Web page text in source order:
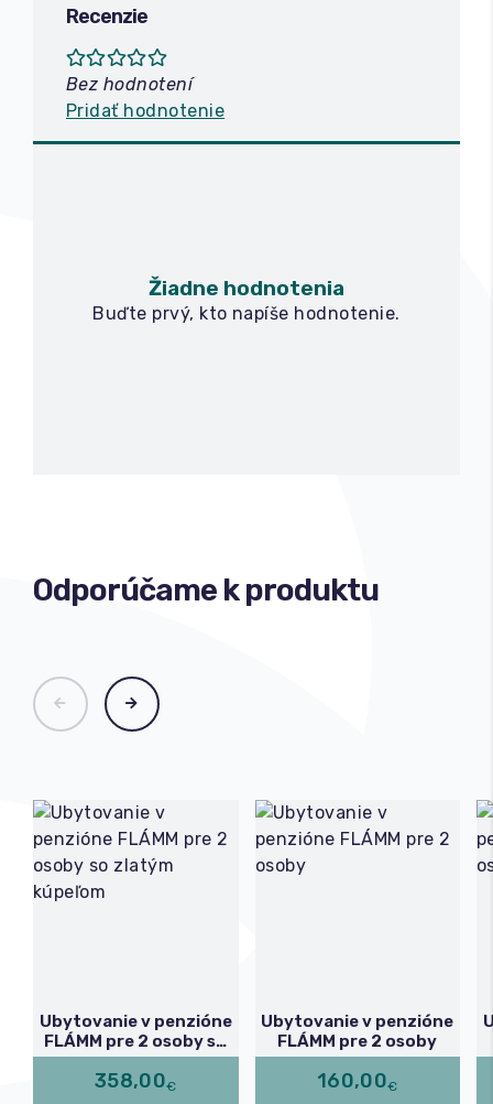
Recenzie
Bez hodnotení
Pridať hodnotenie
Žiadne hodnotenia
Buďte prvý, kto napíše hodnotenie.
Odporúčame k produktu
Ubytovanie v penzióne
FLÁMM pre 2 osoby so
zlatým kúpeľom
358,00€
Ubytovanie v penzióne
FLÁMM pre 2 osoby
160,00€